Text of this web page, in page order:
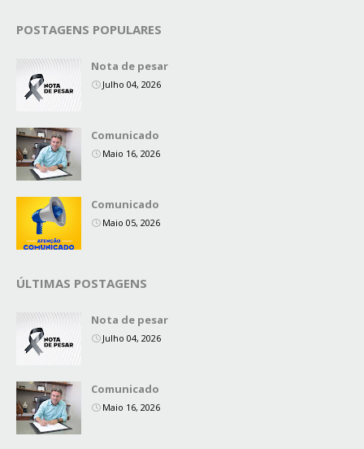
POSTAGENS POPULARES
Nota de pesar
Julho 04, 2026
Comunicado
Maio 16, 2026
Comunicado
Maio 05, 2026
ÚLTIMAS POSTAGENS
Nota de pesar
Julho 04, 2026
Comunicado
Maio 16, 2026